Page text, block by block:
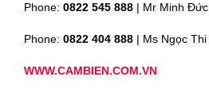
Phone: 0822 545 888 | Mr Minh Đức
Phone: 0822 404 888 | Ms Ngọc Thi
WWW.CAMBIEN.COM.VN